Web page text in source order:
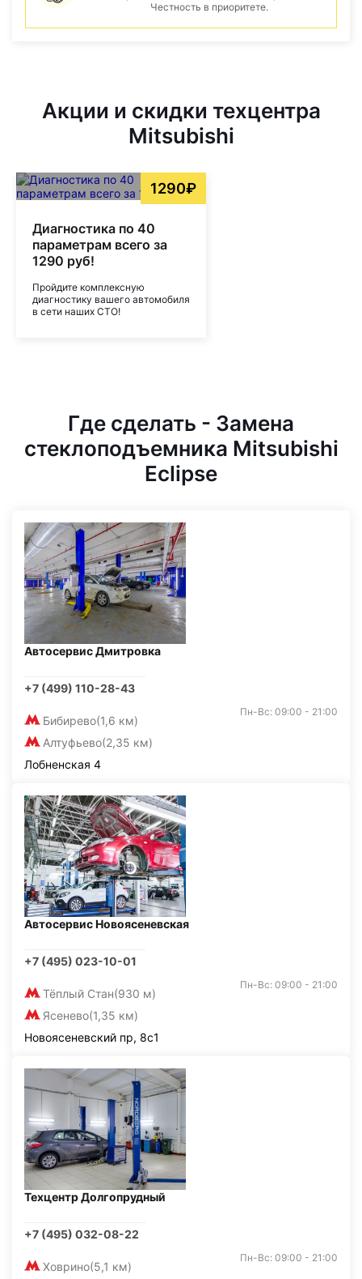
Честность в приоритете.
Акции и скидки техцентра
Mitsubishi
1290₽
Диагностика по 40
параметрам всего за
1290 руб!
Пройдите комплексную
диагностику вашего автомобиля
в сети наших СТО!
Где сделать - Замена
стеклоподъемника Mitsubishi
Eclipse
Автосервис Дмитровка
+7 (499) 110-28-43
Бибирево(1,6 км)
Алтуфьево(2,35 км)
Пн-Вс: 09:00 - 21:00
Лобненская 4
Автосервис Новоясеневская
+7 (495) 023-10-01
Тёплый Стан(930 м)
Ясенево(1,35 км)
Пн-Вс: 09:00 - 21:00
Новоясеневский пр, 8с1
Техцентр Долгопрудный
+7 (495) 032-08-22
Ховрино(5,1 км)
Пн-Вс: 09:00 - 21:00